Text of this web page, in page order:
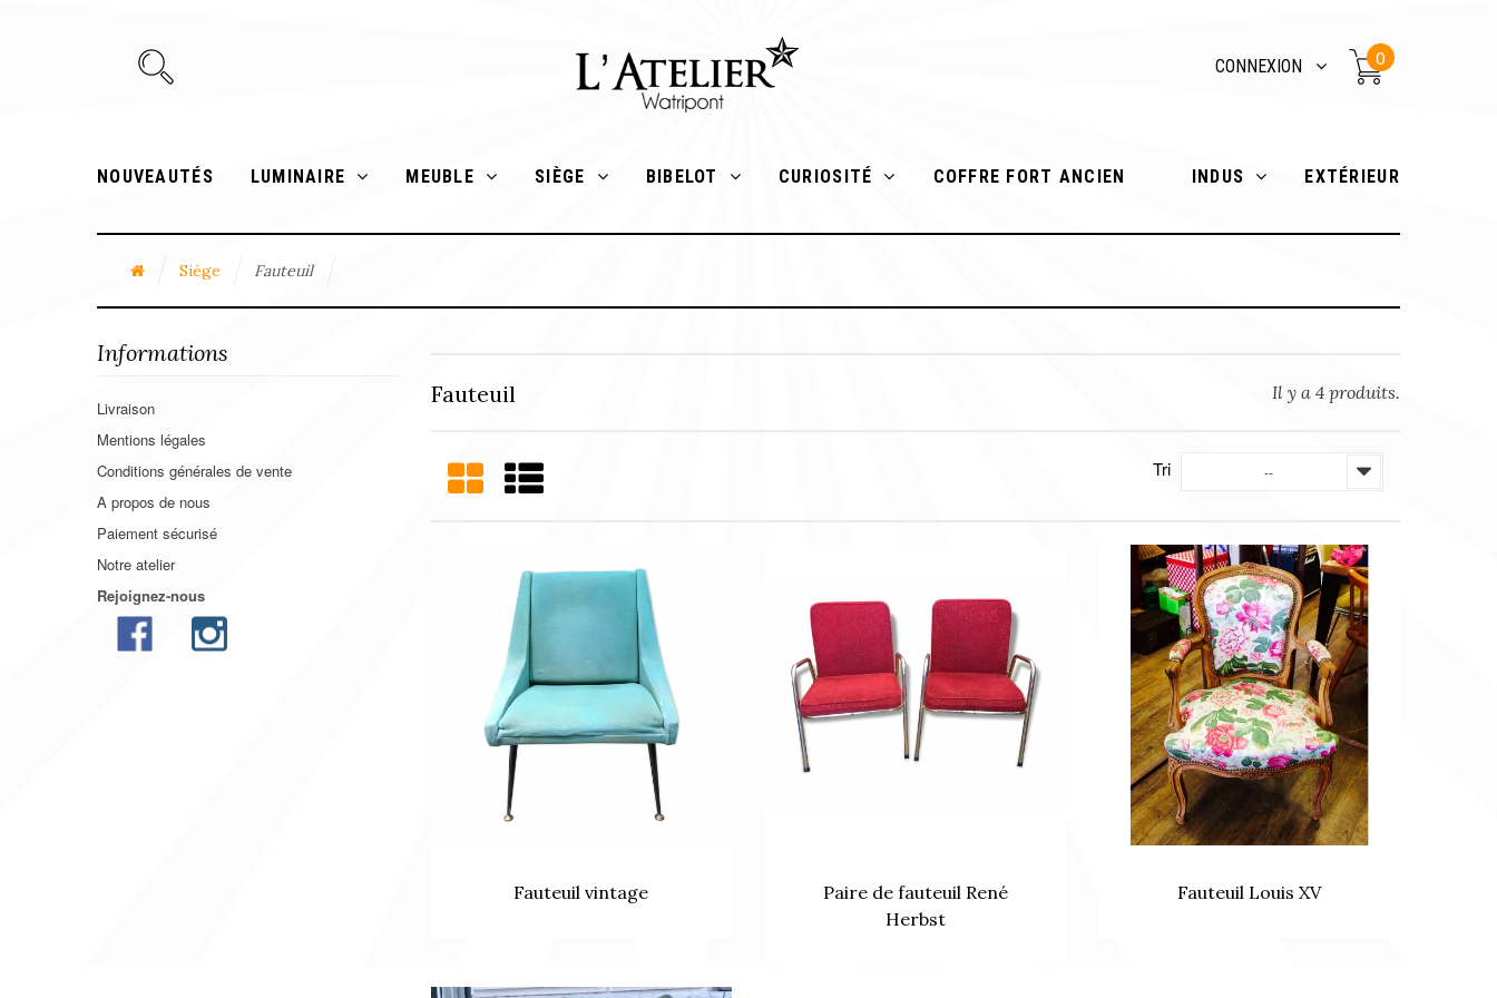
0
CONNEXION
NOUVEAUTÉS LUMINAIRE MEUBLE SIÈGE BIBELOT CURIOSITÉ COFFRE FORT ANCIEN INDUS EXTÉRIEUR
Siège Fauteuil
Fauteuil Il y a 4 produits.
Tri --
Fauteuil vintage
Paire de fauteuil René
Herbst
Fauteuil Louis XV
Informations
Livraison
Mentions légales
Conditions générales de vente
A propos de nous
Paiement sécurisé
Notre atelier
Rejoignez-nous